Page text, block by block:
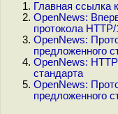
Главная ссылка
OpenNews:
протокола HTTP/
OpenNews:
предложенного
OpenNews:
стандарта
OpenNews:
предложенного